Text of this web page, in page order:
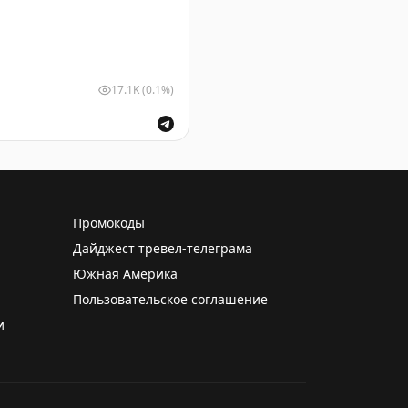
17.1K(0.1%)
Промокоды
Дайджест тревел-телеграма
Южная Америка
Пользовательское соглашение